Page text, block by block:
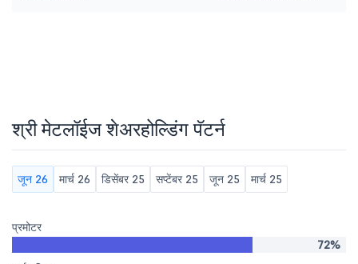
श्री मेटलॉईज शेअरहोल्डिंग पॅटर्न
जून 26 मार्च 26 डिसेंबर 25 सप्टेंबर 25 जून 25 मार्च 25
प्रमोटर
72%